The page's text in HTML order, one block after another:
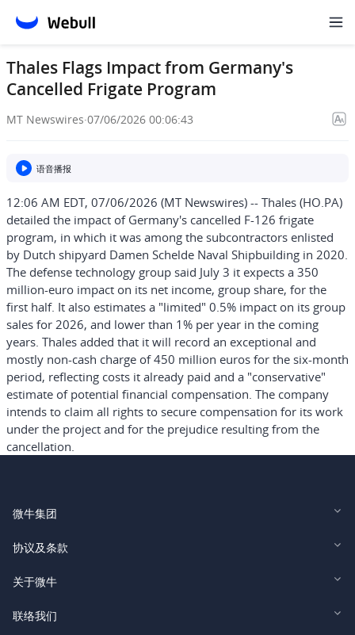
Thales Flags Impact from Germany's
Cancelled Frigate Program
MT Newswires·07/06/2026 00:06:43
语音播报
12:06 AM EDT, 07/06/2026 (MT Newswires) -- Thales (HO.PA)
detailed the impact of Germany's cancelled F-126 frigate
program, in which it was among the subcontractors enlisted
by Dutch shipyard Damen Schelde Naval Shipbuilding in 2020.
The defense technology group said July 3 it expects a 350
million-euro impact on its net income, group share, for the
first half. It also estimates a "limited" 0.5% impact on its group
sales for 2026, and lower than 1% per year in the coming
years. Thales added that it will record an exceptional and
mostly non-cash charge of 450 million euros for the six-month
period, reflecting costs it already paid and a "conservative"
estimate of potential financial compensation. The company
intends to claim all rights to secure compensation for its work
under the project and for the prejudice resulting from the
cancellation.
微牛集团
Webull Financial LLC (US)
Webull Securities South Africa (Pty) Ltd.
协议及条款
Legal and Disclosures
关于微牛
投资者关系
联络我们